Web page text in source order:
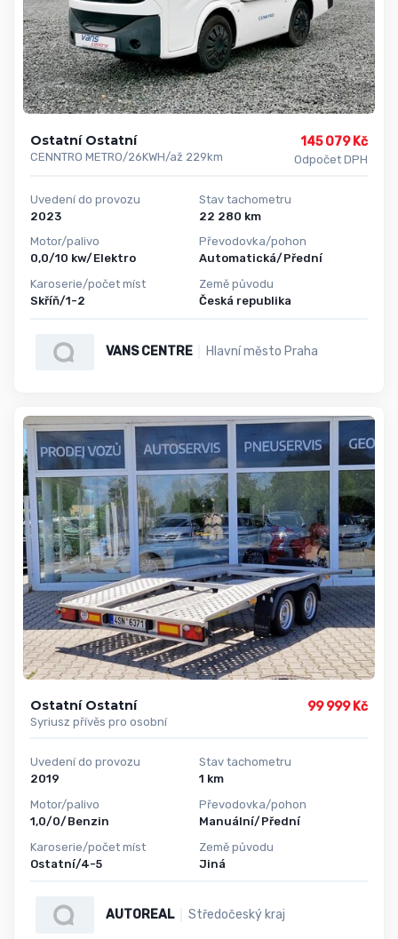
Ostatní Ostatní
CENNTRO METRO/26KWH/až 229km
145 079 Kč
Odpočet DPH
Uvedení do provozu
2023
Motor/palivo
0,0/10 kw/Elektro
Karoserie/počet míst
Skříň/1-2
Stav tachometru
22 280 km
Převodovka/pohon
Automatická/Přední
Země původu
Česká republika
VANS CENTRE Hlavní město Praha
Ostatní Ostatní
Syriusz přívěs pro osobní
99 999 Kč
Uvedení do provozu
2019
Motor/palivo
1,0/0/Benzin
Karoserie/počet míst
Ostatní/4-5
Stav tachometru
1 km
Převodovka/pohon
Manuální/Přední
Země původu
Jiná
AUTOREAL Středočeský kraj